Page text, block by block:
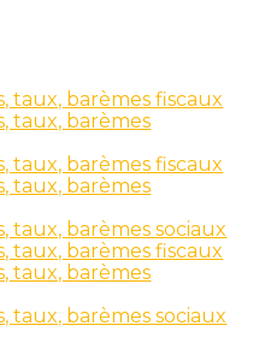
taux, barèmes fiscaux
taux, barèmes
taux, barèmes fiscaux
taux, barèmes
taux, barèmes sociaux
taux, barèmes fiscaux
taux, barèmes
taux, barèmes sociaux